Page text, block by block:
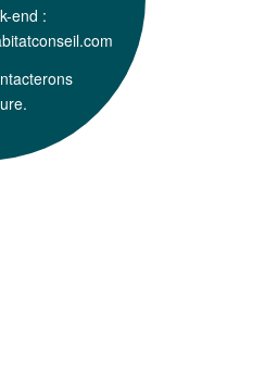
end :